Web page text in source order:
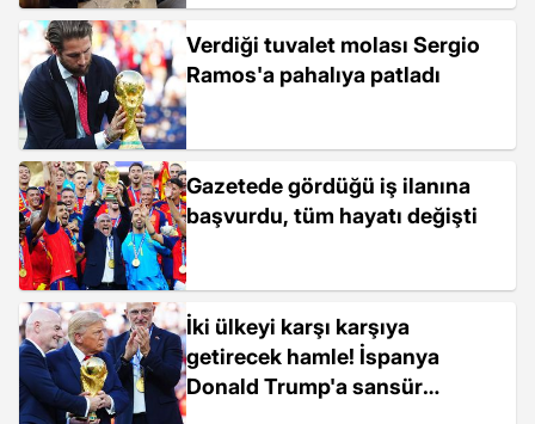
Verdiği tuvalet molası Sergio
Ramos'a pahalıya patladı
Gazetede gördüğü iş ilanına
başvurdu, tüm hayatı değişti
İki ülkeyi karşı karşıya
getirecek hamle! İspanya
Donald Trump'a sansür